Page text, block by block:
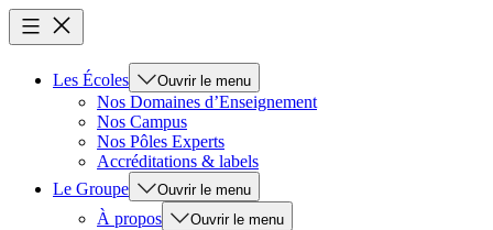
Les Écoles Ouvrir le menu
Nos Domaines d’Enseignement
Nos Campus
Nos Pôles Experts
Accréditations & labels
Le Groupe
Ouvrir le menu
À propos Ouvrir le menu